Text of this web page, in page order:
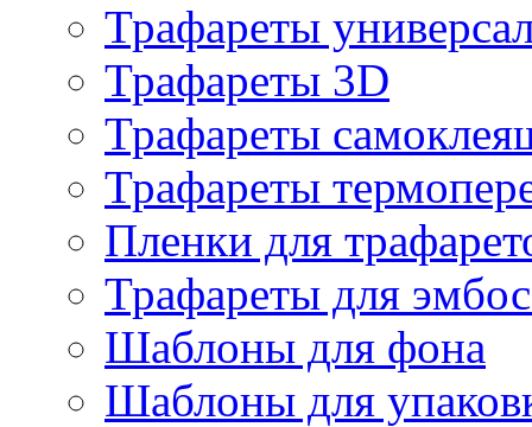
Трафареты
Трафареты 3D
Трафареты
Трафареты
Пленки для
Трафареты для
Шаблоны для фона
Шаблоны для